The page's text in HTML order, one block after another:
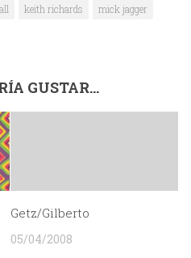
keith richards
mick jagger
GUSTAR...
Getz/Gilberto
05/04/2008